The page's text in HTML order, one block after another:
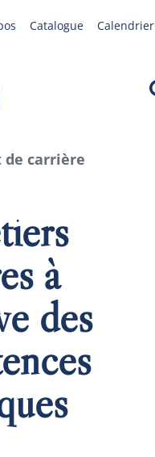
Catalogue Calendrier
de carrière
à
des